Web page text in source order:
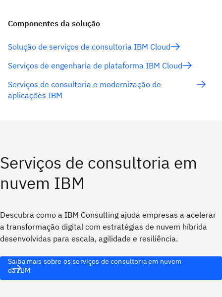
Componentes da solução
Solução de serviços de consultoria IBM Cloud
Serviços de engenharia de plataforma IBM Cloud
Serviços de consultoria e modernização de
aplicações IBM
Serviços de consultoria em
nuvem IBM
Descubra como a IBM Consulting ajuda empresas a acelerar
a transformação digital com estratégias de nuvem híbrida
desenvolvidas para escala, agilidade e resiliência.
Saiba mais sobre os serviços de consultoria em nuvem
da IBM